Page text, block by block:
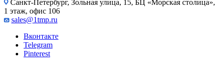
Санкт-Петербург, Зольная улица, 15, БЦ «Морская столица»,
1 этаж, офис 106
sales@1tmp.ru
Вконтакте
Telegram
Pinterest